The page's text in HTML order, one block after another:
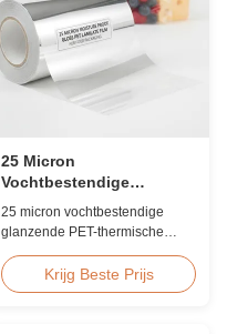
25 Micron
Vochtbestendige
Glanzende PET-folie voor
Voedselverpakking
25 micron vochtbestendige
glanzende PET-thermische
UV-bestendig, ≤2%
vochtopname, FDA-conform
Krijg Beste Prijs